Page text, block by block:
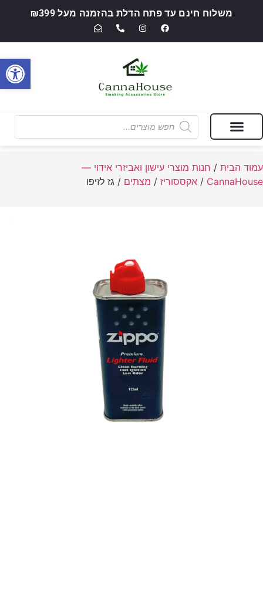
משלוח חינם עד פתח הדלת בהזמנה מעל ₪399
עמוד הבית / חנות מוצרי עישון ואביזרי אידוי —
CannaHouse
/ אקססוריז / מצתים / גז לזיפו
פתח